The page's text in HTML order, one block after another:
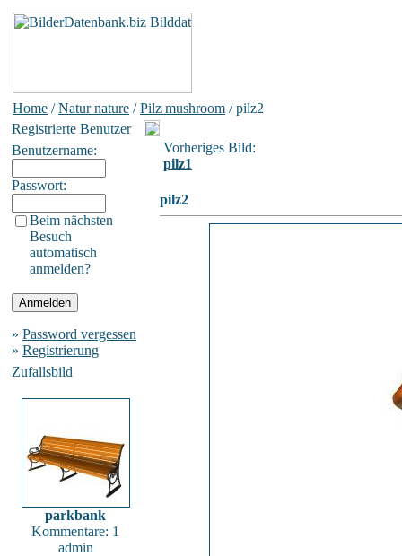
Home /Natur nature /Pilz mushroom / pilz2
Registrierte Benutzer
Benutzername:
Passwort:
Beim nächsten
Besuch
automatisch
anmelden?
» Password vergessen
» Registrierung
Zufallsbild
parkbank
Kommentare: 1
admin
Vorheriges Bild:
pilz1
pilz2